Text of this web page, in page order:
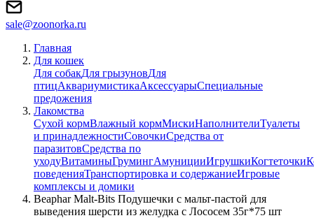
sale@zoonorka.ru
Главная
Для кошек
Для собакДля грызуновДля
птицАквариумистикаАксессуарыСпециальные
предожения
Лакомства
Сухой кормВлажный кормМискиНаполнителиТуалеты
и принадлежностиСовочкиСредства от
паразитовСредства по
уходуВитаминыГрумингАмуницииИгрушкиКогтеточки
поведенияТранспортировка и содержаниеИгровые
комплексы и домики
Beaphar Malt-Bits Подушечки с мальт-пастой для
выведения шерсти из желудка с Лососем 35г*75 шт